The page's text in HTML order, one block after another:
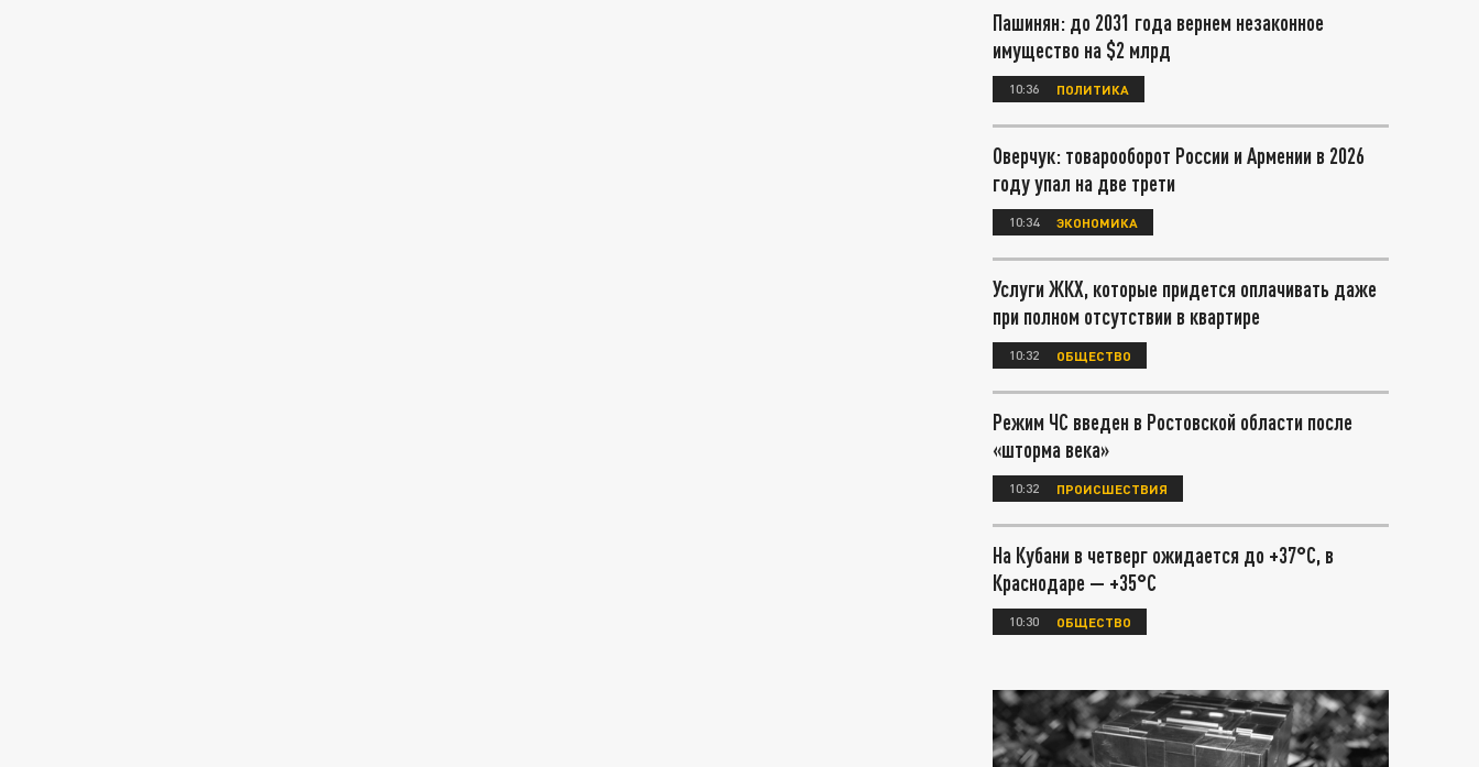
Пашинян: до 2031 года вернем незаконное
имущество на $2 млрд
10:36 ПОЛИТИКА
Оверчук: товарооборот России и Армении в 2026
году упал на две трети
10:34 ЭКОНОМИКА
Услуги ЖКХ, которые придется оплачивать даже
при полном отсутствии в квартире
10:32 ОБЩЕСТВО
Режим ЧС введен в Ростовской области после
«шторма века»
10:32 ПРОИСШЕСТВИЯ
На Кубани в четверг ожидается до +37°С, в
Краснодаре — +35°С
10:30 ОБЩЕСТВО